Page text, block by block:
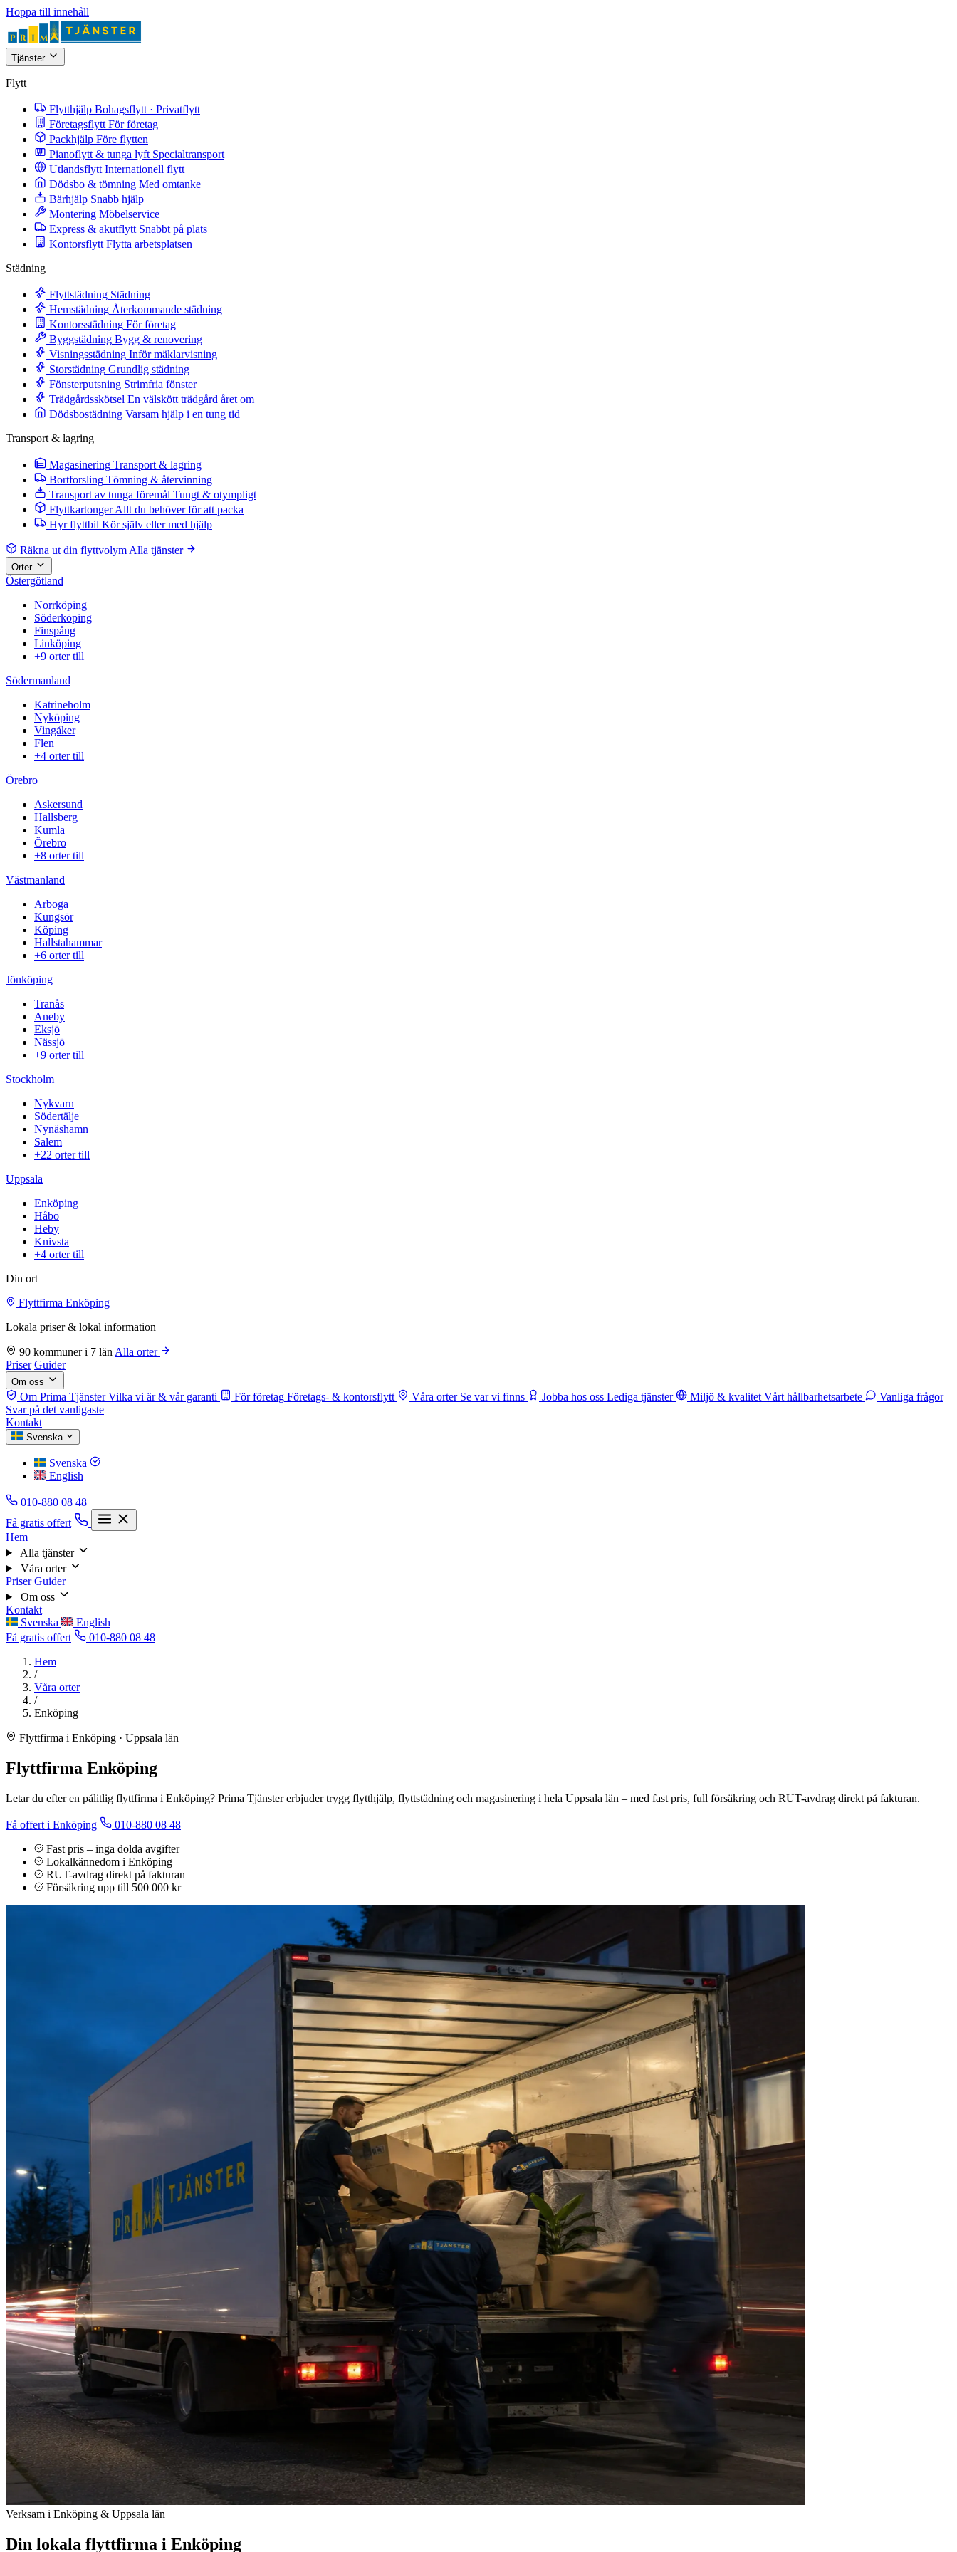
Hoppa till innehåll
Tjänster
Flytt
Flytthjälp Bohagsflytt · Privatflytt
Företagsflytt För företag
Packhjälp Före flytten
Pianoflytt & tunga lyft Specialtransport
Utlandsflytt Internationell flytt
Dödsbo & tömning Med omtanke
Bärhjälp Snabb hjälp
Montering Möbelservice
Express & akutflytt Snabbt på plats
Kontorsflytt Flytta arbetsplatsen
Städning
Flyttstädning Städning
Hemstädning Återkommande städning
Kontorsstädning För företag
Byggstädning Bygg & renovering
Visningsstädning Inför mäklarvisning
Storstädning Grundlig städning
Fönsterputsning Strimfria fönster
Trädgårdsskötsel En välskött trädgård året om
Dödsbostädning Varsam hjälp i en tung tid
Transport & lagring
Magasinering Transport & lagring
Bortforsling Tömning & återvinning
Transport av tunga föremål Tungt & otympligt
Flyttkartonger Allt du behöver för att packa
Hyr flyttbil Kör själv eller med hjälp
Räkna ut din flyttvolym Alla tjänster
Orter
Östergötland
Norrköping
Söderköping
Finspång
Linköping
+9 orter till
Södermanland
Katrineholm
Nyköping
Vingåker
Flen
+4 orter till
Örebro
Askersund
Hallsberg
Kumla
Örebro
+8 orter till
Västmanland
Arboga
Kungsör
Köping
Hallstahammar
+6 orter till
Jönköping
Tranås
Aneby
Eksjö
Nässjö
+9 orter till
Stockholm
Nykvarn
Södertälje
Nynäshamn
Salem
+22 orter till
Uppsala
Enköping
Håbo
Heby
Knivsta
+4 orter till
Din ort
Flyttfirma Enköping
Lokala priser & lokal information
90 kommuner i 7 län Alla orter
Priser Guider
Om oss
Om Prima Tjänster Vilka vi är & vår garanti För företag Företags- & kontorsflytt Våra orter Se var vi finns Jobba hos oss Lediga tjänster Miljö & kvalitet Vårt hållbarhetsarbete
Vanliga frågor
Svar på det vanligaste
Kontakt
Svenska
Svenska
English
010-880 08 48
Få gratis offert
Hem
Alla tjänster
Våra orter
Priser Guider
Om oss
Kontakt
Svenska
English
Få gratis offert
010-880 08 48
Hem
/
Våra orter
/
Enköping
Flyttfirma i Enköping · Uppsala län
Flyttfirma Enköping
Letar du efter en pålitlig flyttfirma i Enköping? Prima Tjänster erbjuder trygg flytthjälp, flyttstädning och magasinering i hela Uppsala län – med fast pris, full försäkring och RUT-avdrag direkt på fakturan.
Få offert i Enköping
010-880 08 48
Fast pris – inga dolda avgifter
Lokalkännedom i Enköping
RUT-avdrag direkt på fakturan
Försäkring upp till 500 000 kr
Verksam i Enköping & Uppsala län
Din lokala flyttfirma i Enköping